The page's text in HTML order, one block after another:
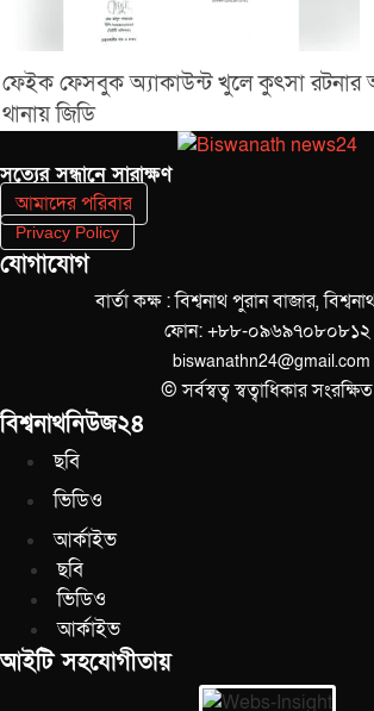
ফেইক ফেসবুক অ্যাকাউন্ট খুলে কুৎসা রটনার
থানায় জিডি
সত‌্যের সন্ধানে সারাক্ষণ
আমাদের পরিবার
Privacy Policy
যোগাযোগ
বার্তা কক্ষ : বিশ্বনাথ পুরান বাজার,
ফোন: +৮৮-০৯৬৯৭০৮০৮১২
biswanathn24@gmail.com
© সর্বস্বত্ব স্বত্বাধিকার সংরক্ষিত
বিশ্বনাথনিউজ২৪
ছবি
ভিডিও
আর্কাইভ
ছবি
ভিডিও
আর্কাইভ
আইটি সহযোগীতায়